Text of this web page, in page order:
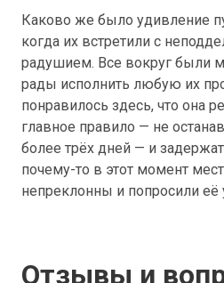
Каково же было удивление
когда их встретили с
радушием. Все вокруг были
рады исполнить любую их
понравилось здесь, что она
главное правило — не
более трёх дней — и
почему-то в этот момент
непреклонны и попросили её
Отзывы и